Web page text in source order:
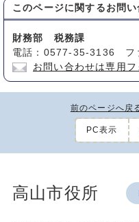
このページに関する お問
財務部 税務課
電話：0577-35-3136 フ
お問い合わせは専用フ
前のページへ戻
PC表示
高山市役所